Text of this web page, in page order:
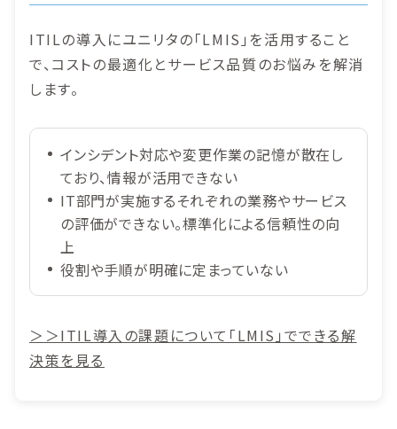
ITILの導入にユニリタの「LMIS」を活用すること
で、コストの最適化とサービス品質のお悩みを解消
します。
インシデント対応や変更作業の記憶が散在し
ており、情報が活用できない
IT部門が実施するそれぞれの業務やサービス
の評価ができない。標準化による信頼性の向
上
役割や手順が明確に定まっていない
＞＞ITIL導入の課題について「LMIS」でできる解
決策を見る